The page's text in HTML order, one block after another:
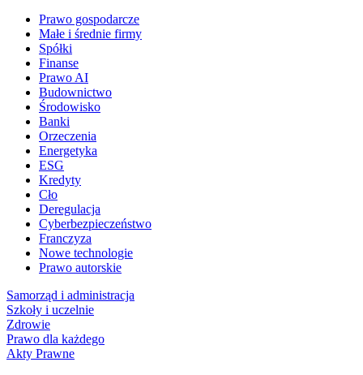
Prawo gospodarcze
Małe i średnie firmy
Spółki
Finanse
Prawo AI
Budownictwo
Środowisko
Banki
Orzeczenia
Energetyka
ESG
Kredyty
Cło
Deregulacja
Cyberbezpieczeństwo
Franczyza
Nowe technologie
Prawo autorskie
Samorząd i administracja
Szkoły i uczelnie
Zdrowie
Prawo dla każdego
Akty Prawne